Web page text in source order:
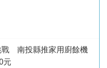
戰 南投縣推家用廚餘機
元